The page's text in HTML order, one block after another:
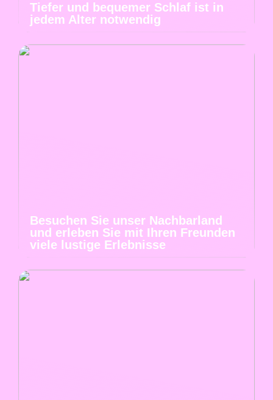
Tiefer und bequemer Schlaf ist in
jedem Alter notwendig
Besuchen Sie unser Nachbarland
und erleben Sie mit Ihren Freunden
viele lustige Erlebnisse